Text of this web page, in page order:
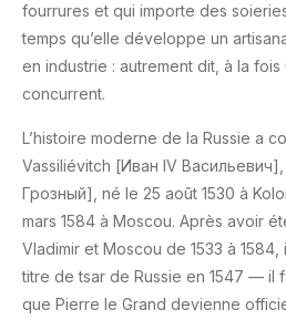
fourrures et qui importe des
temps qu’elle développe un
en industrie : autrement dit, à la
concurrent.
L’histoire moderne de la Russie a
Vassiliévitch [Иван IV
Грозный], né le 25 août 1530 à
mars 1584 à Moscou. Après avoir
Vladimir et Moscou de 1533 à
titre de tsar de Russie en 1547 — il
que Pierre le Grand devienne